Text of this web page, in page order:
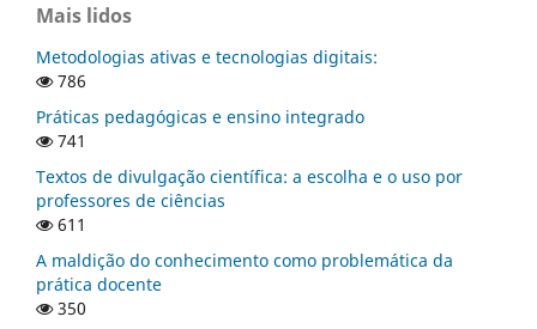
Mais lidos
Metodologias ativas e tecnologias digitais:
786
Práticas pedagógicas e ensino integrado
741
Textos de divulgação científica: a escolha e o uso por
professores de ciências
611
A maldição do conhecimento como problemática da
prática docente
350